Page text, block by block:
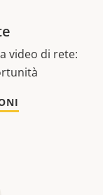
video di rete: